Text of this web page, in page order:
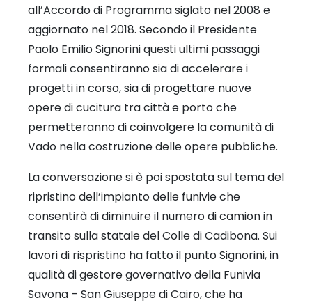
all’Accordo di Programma siglato nel 2008 e
aggiornato nel 2018. Secondo il Presidente
Paolo Emilio Signorini questi ultimi passaggi
formali consentiranno sia di accelerare i
progetti in corso, sia di progettare nuove
opere di cucitura tra città e porto che
permetteranno di coinvolgere la comunità di
Vado nella costruzione delle opere pubbliche.
La conversazione si è poi spostata sul tema del
ripristino dell’impianto delle funivie che
consentirà di diminuire il numero di camion in
transito sulla statale del Colle di Cadibona. Sui
lavori di rispristino ha fatto il punto Signorini, in
qualità di gestore governativo della Funivia
Savona – San Giuseppe di Cairo, che ha